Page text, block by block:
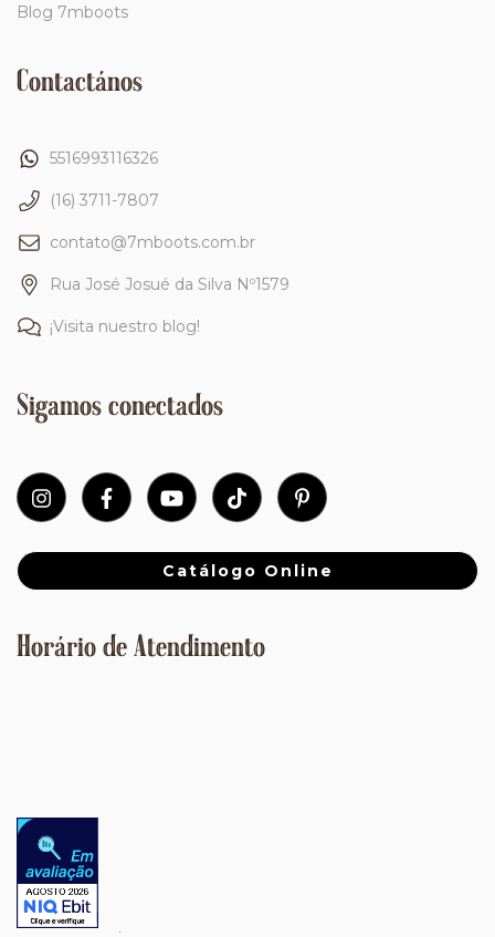
Blog 7mboots
Contactános
5516993116326
(16) 3711-7807
contato@7mboots.com.br
Rua José Josué da Silva Nº1579
¡Visita nuestro blog!
Sigamos conectados
Catálogo Online
Horário de Atendimento